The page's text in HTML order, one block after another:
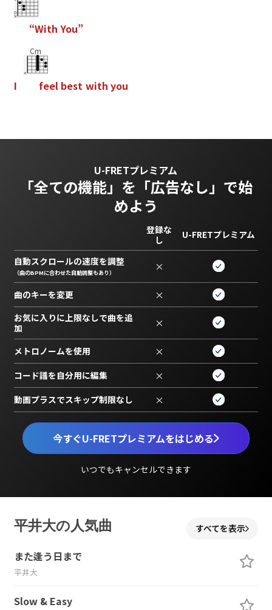
“With You”
I
Cm
feel best with you
U-FRETプレミアム
「全ての機能」を 「広告なし」で始
めよう
今すぐU-FRETプレミアムをはじめる
いつでもキャンセルできます
登録な
し
U-FRETプレミアム
自動スクロールの速度を調整
（曲のBPMに合わせた自動調整もあり） ×
曲のキーを変更 ×
お気に入りに上限なしで曲を追
加
×
メトロノームを使用 ×
コード譜を自分用に編集 ×
動画プラスでスキップ制限なし ×
平井大の人気曲 すべてを表示
また逢う日まで
平井大
Slow & Easy